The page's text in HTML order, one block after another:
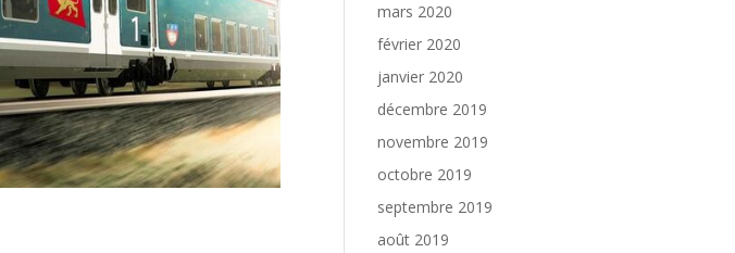
mars 2020
février 2020
janvier 2020
décembre 2019
novembre 2019
octobre 2019
septembre 2019
août 2019